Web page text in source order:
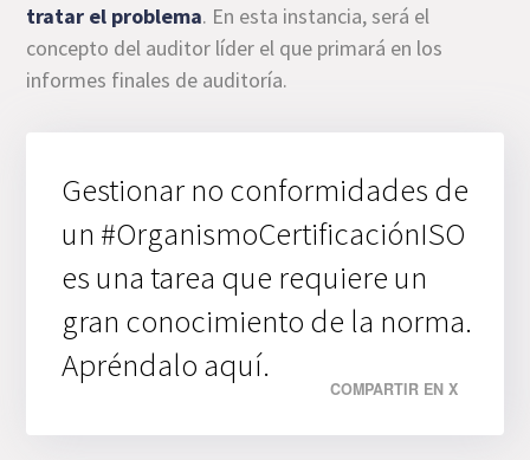
tratar el problema. En esta instancia, será el
concepto del auditor líder el que primará en los
informes finales de auditoría.
Gestionar no conformidades de
un #OrganismoCertificaciónISO
es una tarea que requiere un
gran conocimiento de la norma.
Apréndalo aquí.
COMPARTIR EN X